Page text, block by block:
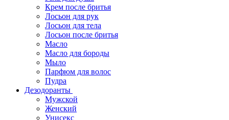
Крем после бритья
Лосьон для рук
Лосьон для тела
Лосьон после бритья
Масло
Масло для бороды
Мыло
Парфюм для волос
Пудра
Дезодоранты
Мужской
Женский
Унисекс